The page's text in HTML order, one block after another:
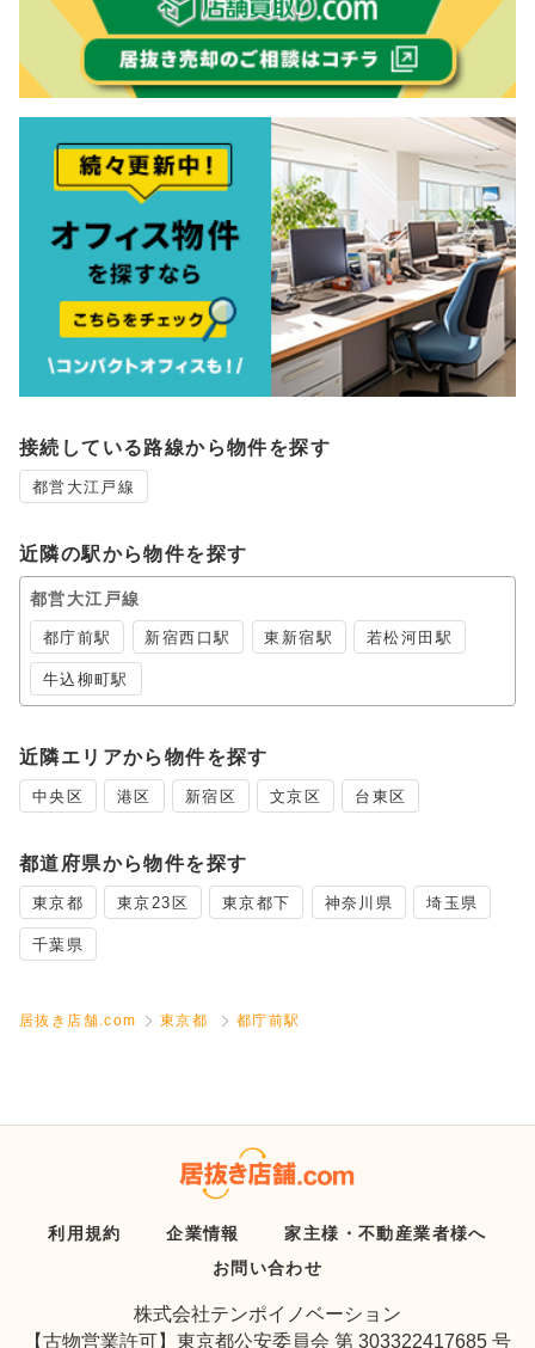
接続している路線から物件を探す
都営大江戸線
近隣の駅から物件を探す
都営大江戸線
都庁前駅 新宿西口駅 東新宿駅 若松河田駅
牛込柳町駅
近隣エリアから物件を探す
中央区 港区 新宿区 文京区 台東区
都道府県から物件を探す
東京都 東京23区 東京都下 神奈川県 埼玉県
千葉県
居抜き店舗.com 東京都 都庁前駅
利用規約 企業情報
家主様・不動産業者様へ
お問い合わせ
株式会社テンポイノベーション
【古物営業許可】東京都公安委員会 第 303322417685 号